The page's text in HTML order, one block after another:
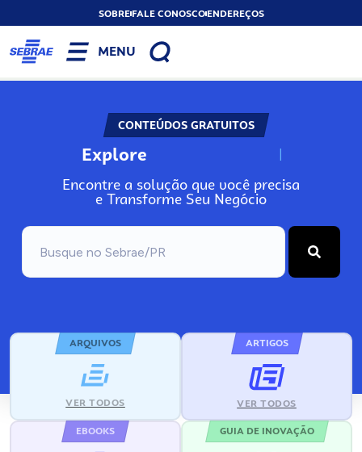
SOBREFALE CONOSCOENDEREÇOS
MENU
CONTEÚDOS GRATUITOS
Explore N
Encontre a solução que você precisa
e Transforme Seu Negócio
ARQUIVOS
VER TODOS
ARTIGOS
VER TODOS
EBOOKS GUIA DE INOVAÇÃO